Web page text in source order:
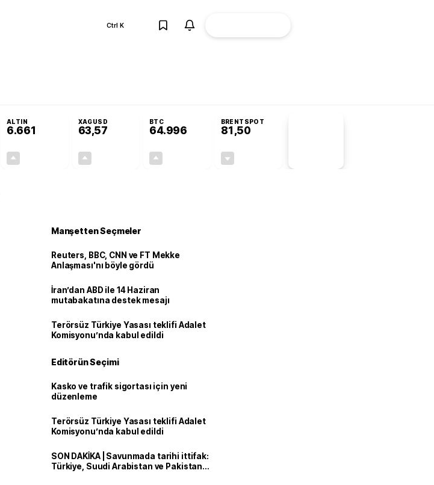
Ctrl K
ALTIN
6.661
XAGUSD
63,57
BTC
64.996
BRENTSPOT
81,50
Manşetten Seçmeler
Reuters, BBC, CNN ve FT Mekke
Anlaşması'nı böyle gördü
İran’dan ABD ile 14 Haziran
mutabakatına destek mesajı
Terörsüz Türkiye Yasası teklifi Adalet
Komisyonu’nda kabul edildi
Editörün Seçimi
Kasko ve trafik sigortası için yeni
düzenleme
Terörsüz Türkiye Yasası teklifi Adalet
Komisyonu’nda kabul edildi
SON DAKİKA | Savunmada tarihi ittifak:
Türkiye, Suudi Arabistan ve Pakistan